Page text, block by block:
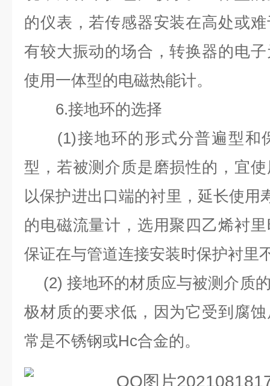
的仪表，若传感器安装在高处或
有较大振动的场合，转换器的电
使用一体型的电磁热能计。
6.接地环的选择
(1)接地环的形式分普遍型和
型，若被测介质是磨损性的，宜
以保护进出口端的衬里，延长使用
的电磁流量计，选用聚四乙烯衬
保证在与管道连接安装时保护衬里
(2)接地环的材质应与被测介质
极材质的要求低，因为它受到腐
常是不锈钢或Hc合金的。